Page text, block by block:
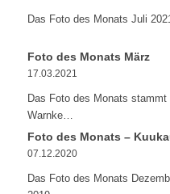
Das Foto des Monats Juli
Foto des Monats März
17.03.2021
Das Foto des Monats
Warnke…
Foto des Monats –
07.12.2020
Das Foto des Monats